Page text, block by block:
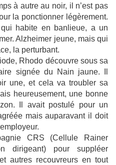
à autre au noir, il n’est pas
la ponctionner légèrement.
habite en banlieue, a un
Alzheimer jeune, mais qui
la perturbant.
Rhodo découvre sous sa
signée du Nain jaune. Il
une, et cela va troubler sa
heureusement, une bonne
Il avait postulé pour un
mais auparavant il doit
CRS (Cellule Rainer
dirigeant) pour suppléer
autres recouvreurs en tout